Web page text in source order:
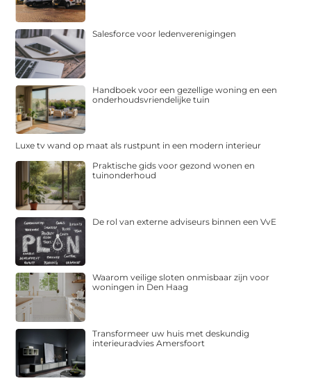
Salesforce voor ledenverenigingen
Handboek voor een gezellige woning en een
onderhoudsvriendelijke tuin
Luxe tv wand op maat als rustpunt in een modern interieur
Praktische gids voor gezond wonen en
tuinonderhoud
De rol van externe adviseurs binnen een VvE
Waarom veilige sloten onmisbaar zijn voor
woningen in Den Haag
Transformeer uw huis met deskundig
interieuradvies Amersfoort